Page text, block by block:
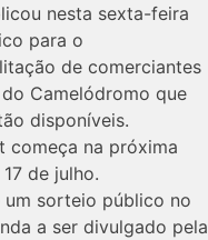
nesta sexta-feira
para o
de comerciantes
Camelódromo que
disponíveis.
começa na próxima
de julho.
sorteio público no
a ser divulgado pela